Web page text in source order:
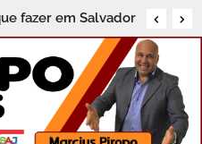
fazer em Salvador